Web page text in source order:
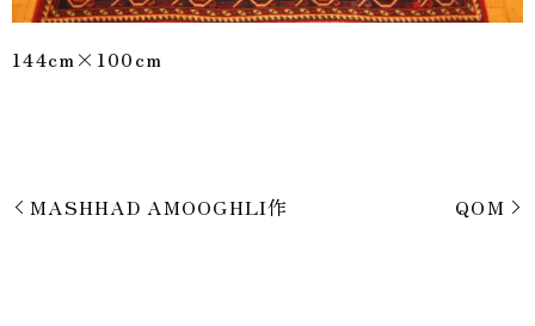
144cm×100cm
MASHHAD AMOOGHLI作 QOM